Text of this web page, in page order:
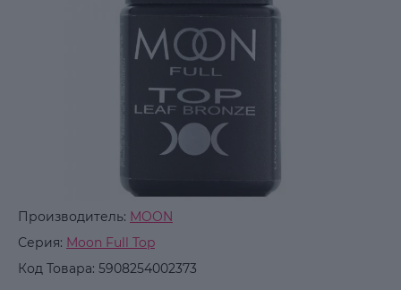
Производитель: MOON
Серия: Moon Full Top
Код Товара: 5908254002373